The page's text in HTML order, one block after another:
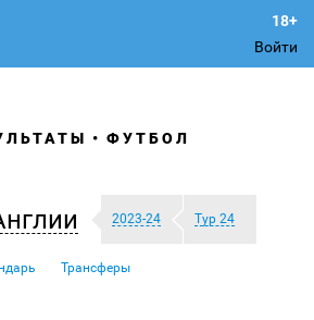
Войти
ФУТБОЛ
2023-24 Тур 24
Трансферы